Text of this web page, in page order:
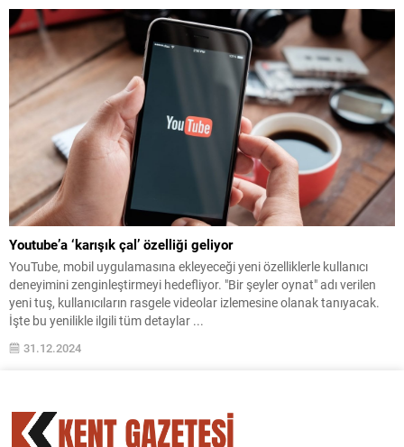
Youtube’a ‘karışık çal’ özelliği geliyor
YouTube, mobil uygulamasına ekleyeceği yeni özelliklerle kullanıcı
deneyimini zenginleştirmeyi hedefliyor. "Bir şeyler oynat" adı verilen
yeni tuş, kullanıcıların rasgele videolar izlemesine olanak tanıyacak.
İşte bu yenilikle ilgili tüm detaylar ...
31.12.2024